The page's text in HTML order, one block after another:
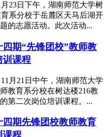
23日下午，湖南师范大学树
系分校于岳麓区天马后湖开
的志愿活动。此次活动...
期“先锋团校”教师教
训课程
月21日中午，湖南师范大学
教育系分校在树达楼216教
第二次岗位培训课程。...
期先锋团校教师教育